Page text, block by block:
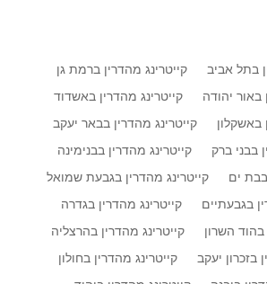
בתל אביב קייטרינג מהדרין ברמת גן
באור יהודה קייטרינג מהדרין באשדוד
באשקלון קייטרינג מהדרין בבאר יעקב
בבני ברק קייטרינג מהדרין בבנימינה
בבת ים קייטרינג מהדרין בגבעת שמואל
בגבעתיים קייטרינג מהדרין בגדרה
השרון קייטרינג מהדרין בהרצליה
בזכרון יעקב קייטרינג מהדרין בחולון